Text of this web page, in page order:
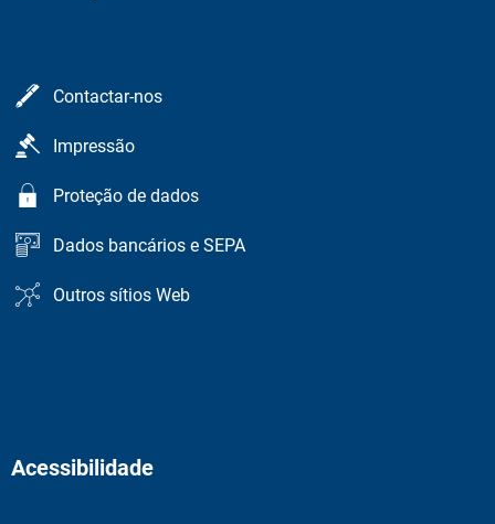
Contactar-nos
Impressão
Proteção de dados
Dados bancários e SEPA
Outros sítios Web
Acessibilidade